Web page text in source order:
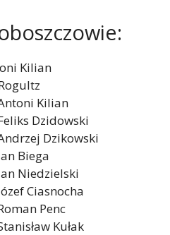
Kilian
Kilian
Dzidowski
Dzikowski
Biega
Niedzielski
Ciasnocha
Penc
Kułak